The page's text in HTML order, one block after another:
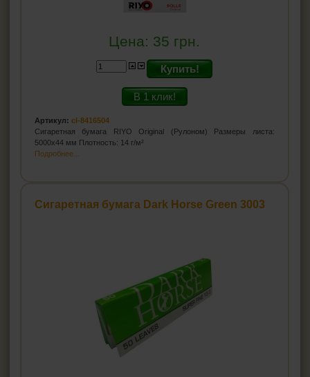
Цена: 35 грн.
Купить!
В 1 клик!
Артикул: cl-8416504
Сигаретная бумага RIYO Original (Рулоном) Размеры листа:
5000x44 мм Плотность: 14 г/м²
Подробнее...
Сигаретная бумага Dark Horse Green 3003